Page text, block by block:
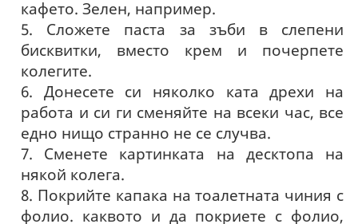
кафето. Зелен, например.
5. Сложете паста за зъби в слепени
бисквитки, вместо крем и почерпете
колегите.
6. Донесете си няколко ката дрехи на
работа и си ги сменяйте на всеки час, все
едно нищо странно не се случва.
7. Сменете картинката на десктопа на
някой колега.
8. Покрийте капака на тоалетната чиния с
фолио. каквото и да покриете с фолио,